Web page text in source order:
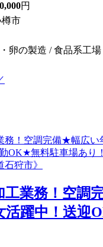
円
市
卵の製造 / 食品系工場
工業務！空調
活躍中！送迎